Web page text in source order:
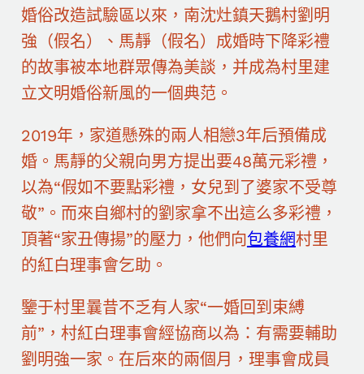
婚俗改造試驗區以來，南沈灶鎮天鵝村劉明
強（假名）、馬靜（假名）成婚時下降彩禮
的故事被本地群眾傳為美談，并成為村里建
立文明婚俗新風的一個典范。
2019年，家道懸殊的兩人相戀3年后預備成
婚。馬靜的父親向男方提出要48萬元彩禮，
以為“假如不要點彩禮，女兒到了婆家不受尊
敬”。而來自鄉村的劉家拿不出這么多彩禮，
頂著“家丑傳揚”的壓力，他們向包養網村里
的紅白理事會乞助。
鑒于村里曩昔不乏有人家“一婚回到束縛
前”，村紅白理事會經協商以為：有需要輔助
劉明強一家。在后來的兩個月，理事會成員